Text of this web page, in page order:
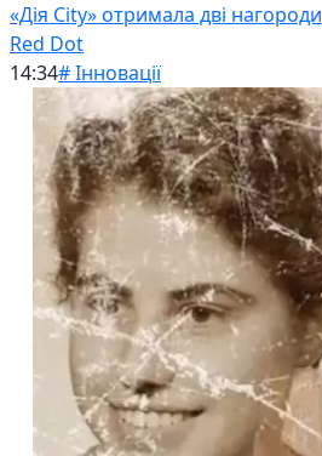
«Дія City» отримала дві нагороди
Red Dot
14:34# Інновації